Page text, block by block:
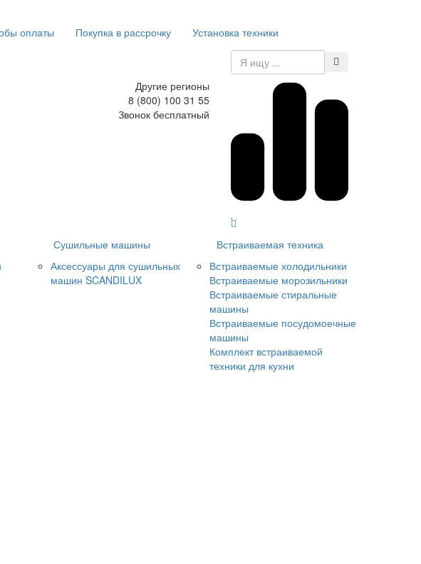
оплаты Покупка в рассрочку
Установка техники
Другие регионы
8 (800) 100 31 55
Звонок бесплатный
Сушильные машины
Аксессуары для сушильных
машин SCANDILUX
Встраиваемая техника
Встраиваемые холодильники
Встраиваемые морозильники
Встраиваемые стиральные
машины
Встраиваемые посудомоечные
машины
Комплект встраиваемой
техники для кухни